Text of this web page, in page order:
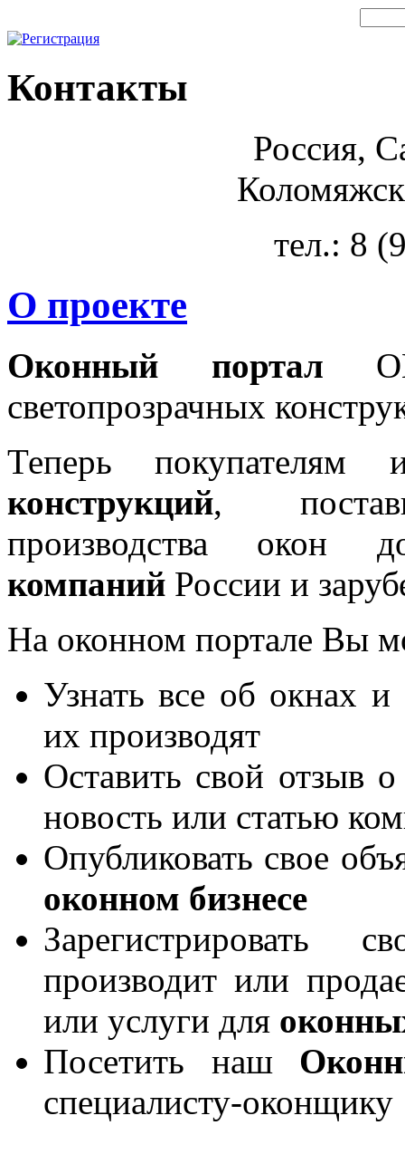
Контакты
Россия,
тел.: 8
О проекте
Оконный портал
светопрозрачных
Теперь покупателям
конструкций,
производства окон
компаний России и
На оконном портале Вы
Узнать все об окнах и
их производят
Оставить свой отзыв
новость или статью
Опубликовать свое
оконном бизнесе
производит или
или услуги для
Посетить наш
специалисту-оконщику